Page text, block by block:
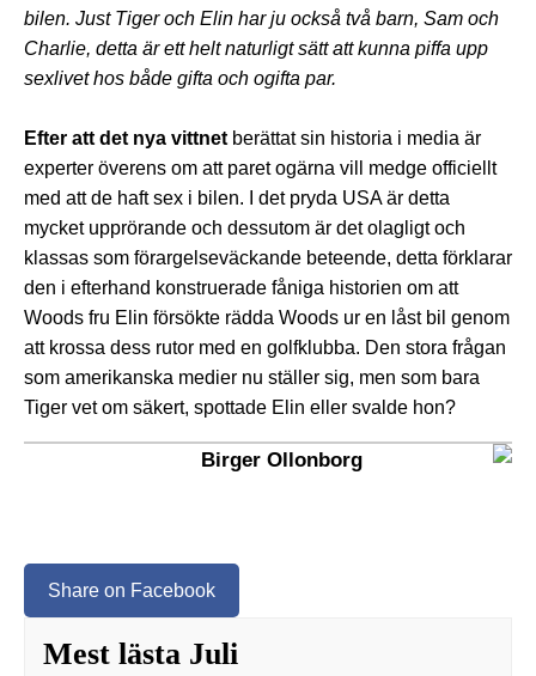
bilen. Just Tiger och Elin har ju också två barn, Sam och
Charlie, detta är ett helt naturligt sätt att kunna piffa upp
sexlivet hos både gifta och ogifta par.
Efter att det nya vittnet berättat sin historia i media är
experter överens om att paret ogärna vill medge officiellt
med att de haft sex i bilen. I det pryda USA är detta
mycket upprörande och dessutom är det olagligt och
klassas som förargelseväckande beteende, detta förklarar
den i efterhand konstruerade fåniga historien om att
Woods fru Elin försökte rädda Woods ur en låst bil genom
att krossa dess rutor med en golfklubba. Den stora frågan
som amerikanska medier nu ställer sig, men som bara
Tiger vet om säkert, spottade Elin eller svalde hon?
Birger Ollonborg
Share on Facebook
Mest lästa Juli